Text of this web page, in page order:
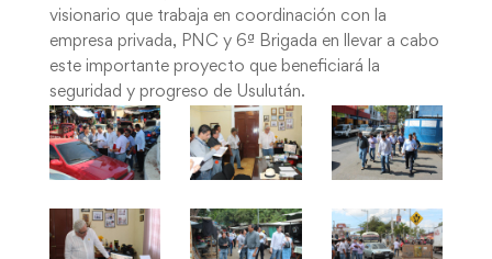
visionario que trabaja en coordinación con la
empresa privada, PNC y 6ª Brigada en llevar a cabo
este importante proyecto que beneficiará la
seguridad y progreso de Usulután.